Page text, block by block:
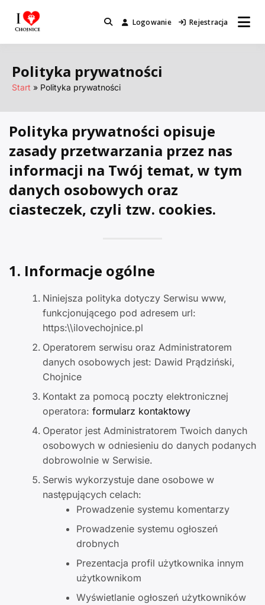
Miejsca które warto odwiedzić.
Logowanie Rejestracja
Polityka prywatności
Start Polityka prywatności
Polityka prywatności opisuje
zasady przetwarzania przez nas
informacji na Twój temat, w tym
danych osobowych oraz
ciasteczek, czyli tzw. cookies.
1. Informacje ogólne
Niniejsza polityka dotyczy Serwisu www,
funkcjonującego pod adresem url:
https:\\ilovechojnice.pl
Operatorem serwisu oraz Administratorem
danych osobowych jest: Dawid Prądziński,
Chojnice
Kontakt za pomocą poczty elektronicznej
operatora: formularz kontaktowy
Operator jest Administratorem Twoich danych
osobowych w odniesieniu do danych podanych
dobrowolnie w Serwisie.
Serwis wykorzystuje dane osobowe w
następujących celach:
Prowadzenie systemu komentarzy
Prowadzenie systemu ogłoszeń
drobnych
Prezentacja profil użytkownika innym
użytkownikom
Wyświetlanie ogłoszeń użytkowników